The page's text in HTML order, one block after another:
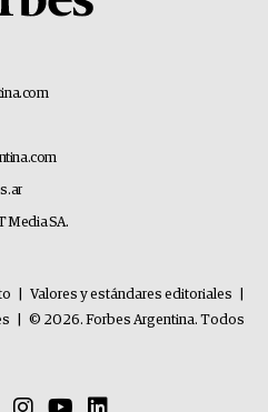
Media SA.
Valores y estándares editoriales
© 2026. Forbes Argentina. Todos